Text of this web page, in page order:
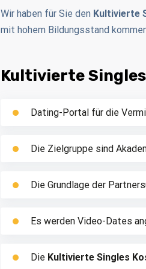
Wir haben für Sie den Kultivierte
mit hohem Bildungsstand
Kultivierte
Dating-Portal für die
Die Zielgruppe sind
Die Grundlage der
Es werden Video-Dates
Die Kultivierte Singles